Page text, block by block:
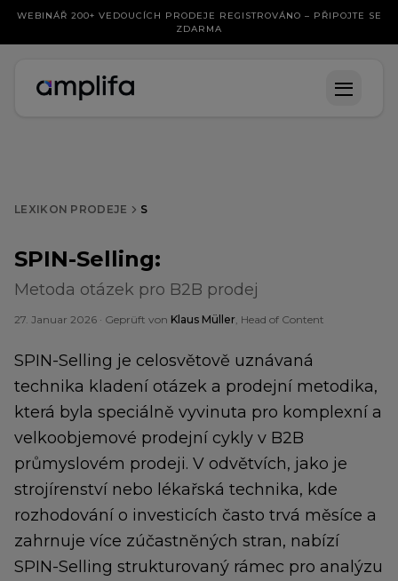
WEBINÁŘ 200+ VEDOUCÍCH PRODEJE REGISTROVÁNO – PŘIPOJTE SE
ZDARMA
LEXIKON PRODEJE S
SPIN-Selling:
Metoda otázek pro B2B prodej
27. Januar 2026 · Geprüft von Klaus Müller, Head of Content
SPIN-Selling je celosvětově uznávaná
technika kladení otázek a prodejní metodika,
která byla speciálně vyvinuta pro komplexní a
velkoobjemové prodejní cykly v B2B
průmyslovém prodeji. V odvětvích, jako je
strojírenství nebo lékařská technika, kde
rozhodování o investicích často trvá měsíce a
zahrnuje více zúčastněných stran, nabízí
SPIN-Selling strukturovaný rámec pro analýzu